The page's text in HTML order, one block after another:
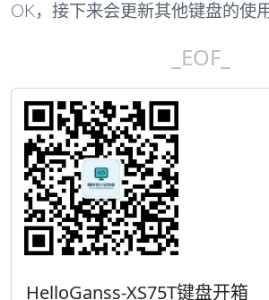
OK，接下来会更新其他键盘的使
_EOF_
HelloGanss-XS75T键盘开箱